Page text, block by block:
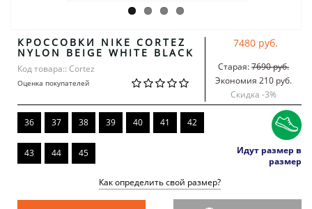
КРОССОВКИ NIKE CORTEZ
NYLON BEIGE WHITE BLACK
Код товара:: Cortez
Оценка покупателей
7480 руб.
Старая:7690 руб.
Экономия 210 руб.
Скидка -3%
36 37 38 39 40 41 42
43 44 45
Идут размер в
размер
Как определить свой размер?